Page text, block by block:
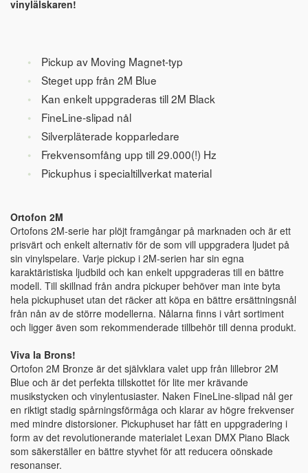
vinylälskaren!
Pickup av Moving Magnet-typ
Steget upp från 2M Blue
Kan enkelt uppgraderas till 2M Black
FineLine-slipad nål
Silverpläterade kopparledare
Frekvensomfång upp till 29.000(!) Hz
Pickuphus i specialtillverkat material
Ortofon 2M
Ortofons 2M-serie har plöjt framgångar på marknaden och är ett
prisvärt och enkelt alternativ för de som vill uppgradera ljudet på
sin vinylspelare. Varje pickup i 2M-serien har sin egna
karaktäristiska ljudbild och kan enkelt uppgraderas till en bättre
modell. Till skillnad från andra pickuper behöver man inte byta
hela pickuphuset utan det räcker att köpa en bättre ersättningsnål
från nån av de större modellerna. Nålarna finns i vårt sortiment
och ligger även som rekommenderade tillbehör till denna produkt.
Viva la Brons!
Ortofon 2M Bronze är det självklara valet upp från lillebror 2M
Blue och är det perfekta tillskottet för lite mer krävande
musikstycken och vinylentusiaster. Naken FineLine-slipad nål ger
en riktigt stadig spårningsförmåga och klarar av högre frekvenser
med mindre distorsioner. Pickuphuset har fått en uppgradering i
form av det revolutionerande materialet Lexan DMX Piano Black
som säkerställer en bättre styvhet för att reducera oönskade
resonanser.